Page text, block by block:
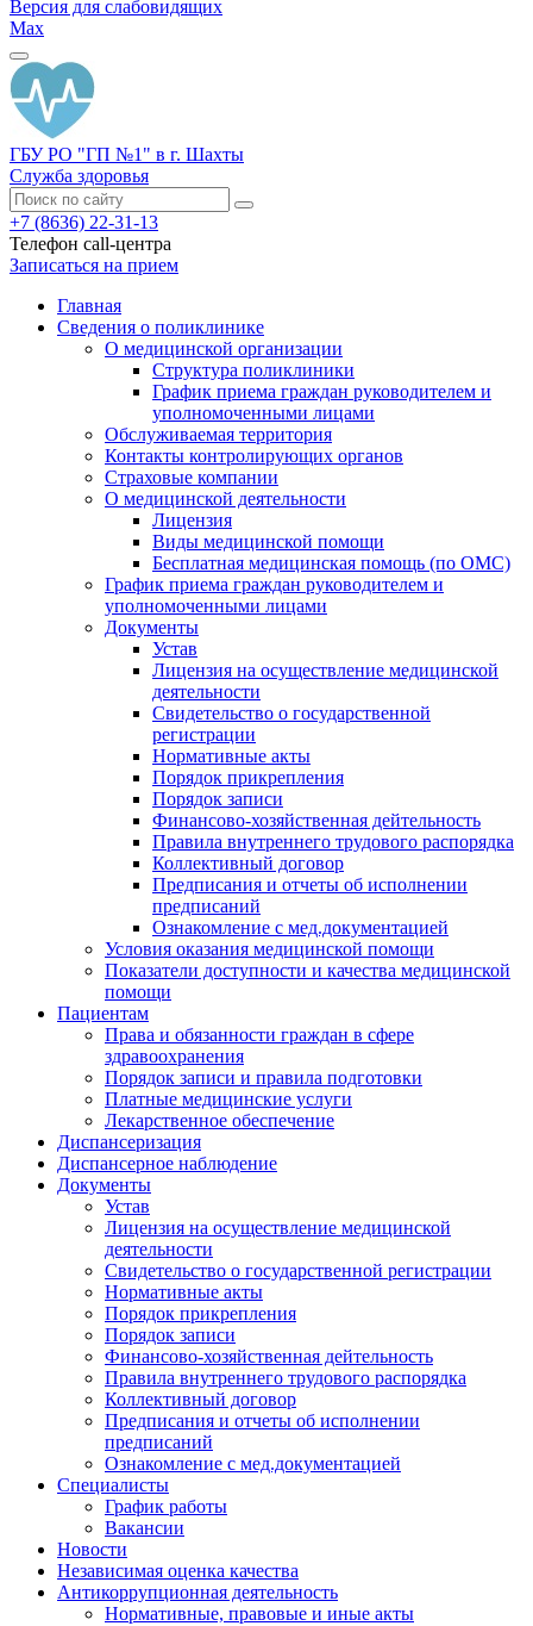
Версия для слабовидящих
Max
ГБУ РО "ГП №1" в г. Шахты
Служба здоровья
+7 (8636) 22-31-13
Телефон call-центра
Записаться на прием
Главная
Сведения о поликлинике
О медицинской организации
Структура поликлиники
График приема граждан руководителем и
уполномоченными лицами
Обслуживаемая территория
Контакты контролирующих органов
Страховые компании
О медицинской деятельности
Лицензия
Виды медицинской помощи
Бесплатная медицинская помощь (по ОМС)
График приема граждан руководителем и
уполномоченными лицами
Документы
Устав
Лицензия на осуществление медицинской
деятельности
Свидетельство о государственной
регистрации
Нормативные акты
Порядок прикрепления
Порядок записи
Финансово-хозяйственная дейтельность
Правила внутреннего трудового распорядка
Коллективный договор
Предписания и отчеты об исполнении
предписаний
Ознакомление с мед.документацией
Условия оказания медицинской помощи
Показатели доступности и качества медицинской
помощи
Пациентам
Права и обязанности граждан в сфере
здравоохранения
Порядок записи и правила подготовки
Платные медицинские услуги
Лекарственное обеспечение
Диспансеризация
Диспансерное наблюдение
Документы
Устав
Лицензия на осуществление медицинской
деятельности
Свидетельство о государственной регистрации
Нормативные акты
Порядок прикрепления
Порядок записи
Финансово-хозяйственная дейтельность
Правила внутреннего трудового распорядка
Коллективный договор
Предписания и отчеты об исполнении
предписаний
Ознакомление с мед.документацией
Специалисты
График работы
Вакансии
Новости
Независимая оценка качества
Антикоррупционная деятельность
Нормативные, правовые и иные акты